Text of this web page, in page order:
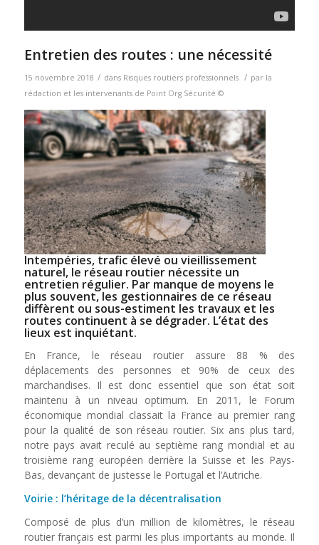
Entretien des routes : une nécessité
15 novembre 2018 / dans Risques routiers professionnels / par la
rédaction et les intervenants de Point Org Sécurité ©
Intempéries, trafic élevé ou vieillissement
naturel, le réseau routier nécessite un
entretien régulier. Par manque de moyens le
plus souvent, les gestionnaires de ce réseau
diffèrent ou sous-estiment les travaux et les
routes continuent à se dégrader. L’état des
lieux est inquiétant.
En France, le réseau routier assure 88 % des
déplacements des personnes et 90% de ceux des
marchandises. Il est donc essentiel que son état soit
maintenu à un niveau optimum. En 2011, le Forum
économique mondial classait la France au premier rang
pour la qualité de son réseau routier. Six ans plus tard,
notre pays avait reculé au septième rang mondial et au
troisième rang européen derrière la Suisse et les Pays-
Bas, devançant de justesse le Portugal et l’Autriche.
Voirie : l’héritage de la décentralisation
Composé de plus d’un million de kilomètres, le réseau
routier français est parmi les plus importants au monde. Il